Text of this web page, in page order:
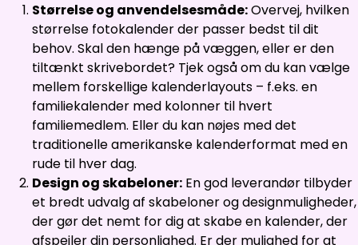
Størrelse og anvendelsesmåde:Overvej, hvilken
størrelse fotokalender der passer bedst til dit
behov. Skal den hænge på væggen, eller er den
tiltænkt skrivebordet? Tjek også om du kan vælge
mellem forskellige kalenderlayouts – f.eks. en
familiekalender med kolonner til hvert
familiemedlem. Eller du kan nøjes med det
traditionelle amerikanske kalenderformat med en
rude til hver dag.
Design og skabeloner: En god leverandør tilbyder
et bredt udvalg af skabeloner og designmuligheder,
der gør det nemt for dig at skabe en kalender, der
afspejler din personlighed. Er der mulighed for at